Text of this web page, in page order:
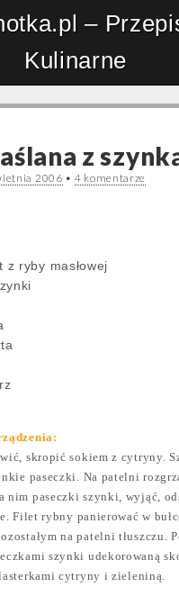
–
Kulinarne
z
2006 • 4 komentarze
ryby masłowej
skropić sokiem z cytryny.
paseczki. Na patelni
nim paseczki szynki, wyjąć,
Filet rybny panierować w
na patelni tłuszczu.
szynki udekorowaną
cytryny i zieleniną.